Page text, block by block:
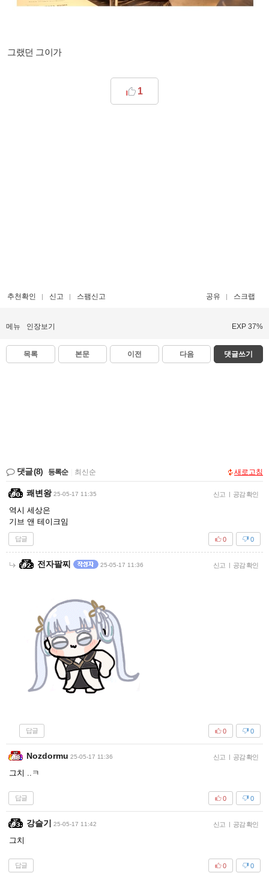
그랬던 그이가
1
추천확인 신고 스팸신고 공유 스크랩
메뉴 인장보기 EXP 37%
목록 본문 이전 다음 댓글쓰기
댓글(8) 등록순 최신순 새로고침
쾌변왕 25-05-17 11:35 신고 | 공감 확인
역시 세상은
기브 앤 테이크임
답글 0
0
전자팔찌 25-05-17 11:36 신고 | 공감 확인
답글 0
0
Nozdormu 25-05-17 11:36 신고 | 공감 확인
그치 ..ㅋ
답글 0
0
강슬기 25-05-17 11:42 신고 | 공감 확인
그치
답글 0
0